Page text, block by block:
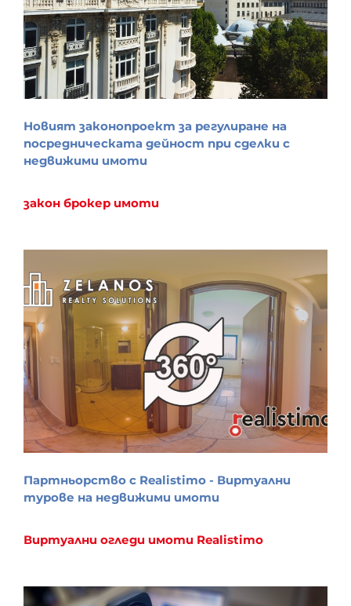
Новият законопроект за регулиране на
посредническата дейност при сделки с
недвижими имоти
закон брокер имоти
Партньорство с Realistimo - Виртуални
турове на недвижими имоти
Виртуални огледи имоти Realistimo